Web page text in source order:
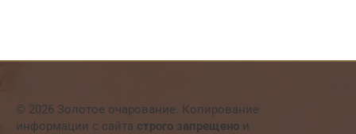
© 2026 Золотое очарование. Копирование
информации с сайта строго запрещено и